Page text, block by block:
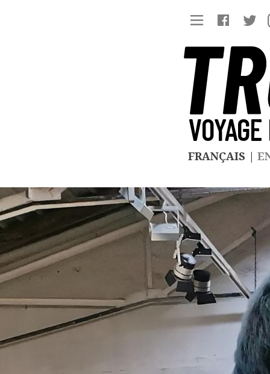
FRANÇAIS |